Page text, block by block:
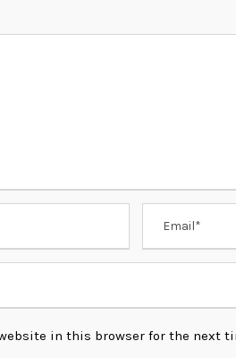
in this browser for the next